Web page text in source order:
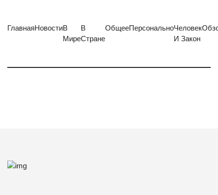
ГлавнаяНовостиВ
Мире
В
Стране
ОбщееПерсональноЧеловек
И Закон